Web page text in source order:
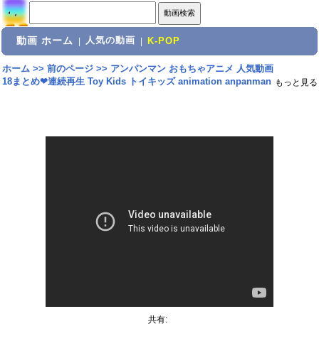
動画 ホーム 人気の動画 K-POP
ホーム>> 前のページ>> アンパンマン おもちゃアニメ 人気動画
18まとめ❤連続再生 Toy Kids トイキッズ animation anpanman もっと見る
共有: